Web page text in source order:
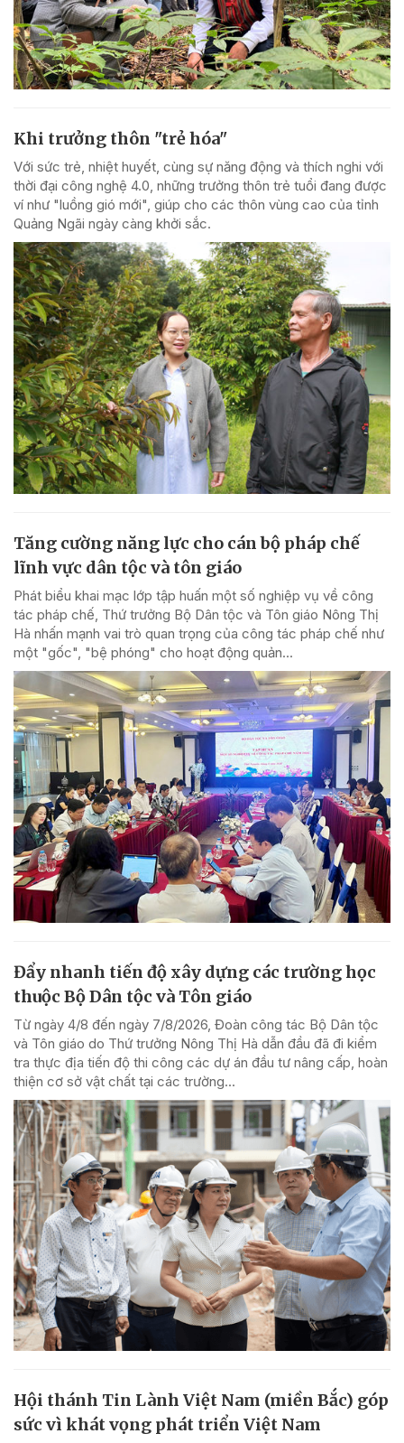
Khi trưởng thôn "trẻ hóa"
Với sức trẻ, nhiệt huyết, cùng sự năng động và thích nghi với
thời đại công nghệ 4.0, những trưởng thôn trẻ tuổi đang được
ví như "luồng gió mới", giúp cho các thôn vùng cao của tỉnh
Quảng Ngãi ngày càng khởi sắc.
Tăng cường năng lực cho cán bộ pháp chế
lĩnh vực dân tộc và tôn giáo
Phát biểu khai mạc lớp tập huấn một số nghiệp vụ về công
tác pháp chế, Thứ trưởng Bộ Dân tộc và Tôn giáo Nông Thị
Hà nhấn mạnh vai trò quan trọng của công tác pháp chế như
một "gốc", "bệ phóng" cho hoạt động quản...
Đẩy nhanh tiến độ xây dựng các trường học
thuộc Bộ Dân tộc và Tôn giáo
Từ ngày 4/8 đến ngày 7/8/2026, Đoàn công tác Bộ Dân tộc
và Tôn giáo do Thứ trưởng Nông Thị Hà dẫn đầu đã đi kiểm
tra thực địa tiến độ thi công các dự án đầu tư nâng cấp, hoàn
thiện cơ sở vật chất tại các trường...
Hội thánh Tin Lành Việt Nam (miền Bắc) góp
sức vì khát vọng phát triển Việt Nam